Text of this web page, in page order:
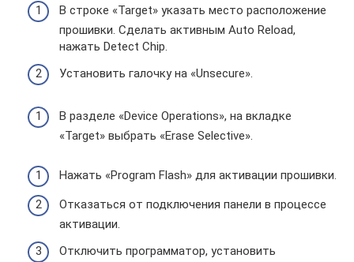
В строке «Target» указать место расположение
прошивки. Сделать активным Auto Reload,
нажать Detect Chip.
Установить галочку на «Unsecure».
В разделе «Device Operations», на вкладке
«Target» выбрать «Erase Selective».
Нажать «Program Flash» для активации прошивки.
Отказаться от подключения панели в процессе
активации.
Отключить программатор, установить